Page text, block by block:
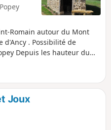
Romain autour du Mont
d'Ancy . Possibilité de
Depuis les hauteur du
et très peu de route.
Joux